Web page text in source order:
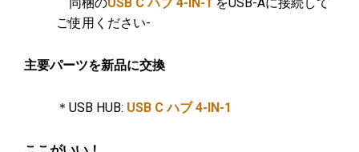
ご使用ください-
主要パーツを新品に交換
＊USB HUB: USB C ハブ 4-IN-1